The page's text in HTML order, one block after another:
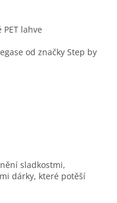
PET lahve
od značky Step by
sladkostmi,
dárky, které potěší